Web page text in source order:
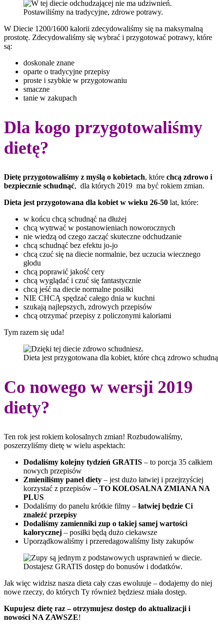
Postawiliśmy na tradycyjne, zdrowe potrawy.
W Diecie 1200/1600 kalorii zdecydowaliśmy się na maksymalną
prostotę. Zdecydowaliśmy się wybrać i przygotować potrawy, które
są:
doskonale znane
oparte o tradycyjne przepisy
proste i szybkie w przygotowaniu
smaczne
tanie w zakupach
Dla kogo przygotowaliśmy
dietę?
Dietę przygotowaliśmy z myślą o kobietach, które chcą zdrowo i
bezpiecznie schudnąć, dla których 2019 ma być rokiem zmian.
Dieta jest przygotowana dla kobiet w wieku 26-50 lat, które:
w końcu chcą schudnąć na dłużej
chcą wytrwać w postanowieniach noworocznych
nie wiedzą od czego zacząć skuteczne odchudzanie
chcą schudnąć bez efektu jo-jo
chcą czuć się na diecie normalnie, bez uczucia wiecznego
głodu
chcą poprawić jakość cery
chcą wyglądać i czuć się fantastycznie
chcą jeść na diecie normalne posiłki
NIE CHCĄ spędzać całego dnia w kuchni
szukają najlepszych, zdrowych przepisów
chcą otrzymać przepisy z policzonymi kaloriami
Tym razem się uda!
Dieta jest przygotowana dla kobiet, które chcą zdrowo
Co nowego w wersji 2019
diety?
Ten rok jest rokiem kolosalnych zmian! Rozbudowaliśmy,
poszerzyliśmy dietę w wielu aspektach:
Dodaliśmy kolejny tydzień GRATIS – to porcja 35 całkiem
nowych przepisów
Zmieniliśmy panel diety – jest dużo łatwiej i przejrzyściej
korzystać z przepisów – TO KOLOSALNA ZMIANA NA
PLUS
Dodaliśmy do panelu krótkie filmy – łatwiej będzie Ci
znaleźć przepisy
Dodaliśmy zamienniki zup o takiej samej wartości
kalorycznej – posiłki będą dużo ciekawsze
Uporządkowaliśmy i przeredagowaliśmy listy zakupów
Dostajesz GRATIS dostęp do bonusów i dodatków.
Jak więc widzisz nasza dieta cały czas ewoluuje – dodajemy do niej
nowe rzeczy, do których Ty również będziesz miała dostęp.
Kupujesz dietę raz – otrzymujesz dostęp do aktualizacji i
nowości NA ZAWSZE!